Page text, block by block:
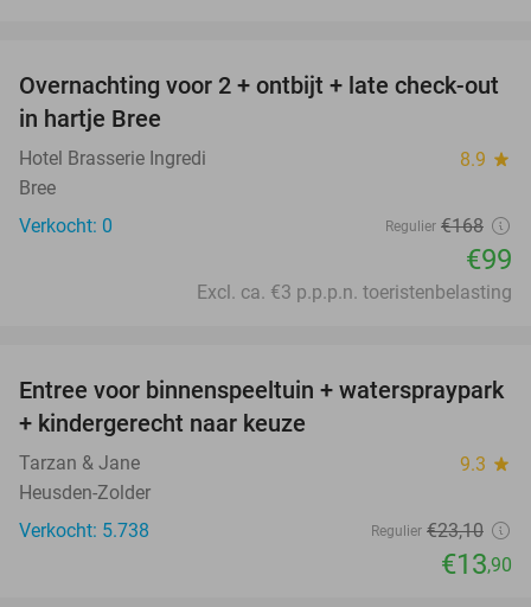
41%
TODAY
Overnachting voor 2 + ontbijt + late check-out
in hartje Bree
Hotel Brasserie Ingredi 8.9 star
Bree
Verkocht: 0
Regulier €168
€99
Excl. ca. €3 p.p.p.n. toeristenbelasting
40%
Entree voor binnenspeeltuin + waterspraypark
+ kindergerecht naar keuze
Tarzan & Jane 9.3 star
Heusden-Zolder
Verkocht: 5.738
Regulier €23,10
€13,90